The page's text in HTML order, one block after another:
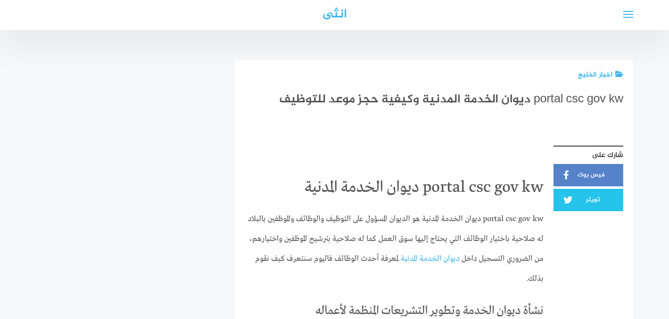
انثى
اخبار الخليج
portal csc gov kw ديوان الخدمة المدنية وكيفية حجز موعد للتوظيف
شارك على
فيس بوك
تويتر
portal csc gov kw ديوان الخدمة المدنية
portal csc gov kw ديوان الخدمة المدنية هو الديوان المسؤول على التوظيف والوظائف والموظفين بالبلاد
له صلاحية باختيار الوظائف التي يحتاج إليها سوق العمل كما له صلاحية بترشيح الموظفين واختيارهم،
من الضروري التسجيل داخل ديوان الخدمة المدنيةلمعرفة أحدث الوظائف فاليوم سنتعرف كيف نقوم
بذلك.
نشأة ديوان الخدمة وتطوير التشريعات المنظمة لأعماله